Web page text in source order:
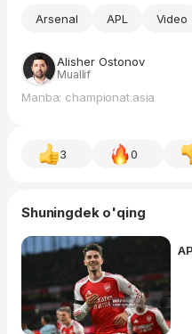
Arsenal APL Video
Alisher Ostonov
Muallif
Manba: championat.asia
3 0
Shuningdek o'qing